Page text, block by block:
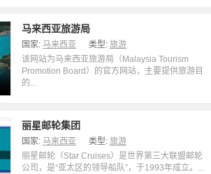
马来西亚旅游局
国家: 马来西亚 类型: 旅游
该网站为马来西亚旅游局（Malaysia Tourism
Promotion Board）的官方网站，主要提供旅游目
的...
丽星邮轮集团
国家: 马来西亚 类型: 旅游
丽星邮轮（Star Cruises）是世界第三大联盟邮轮
公司，是“亚太区的领导船队”，于1993年成立。...